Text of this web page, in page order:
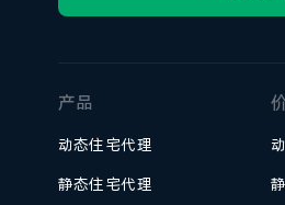
产品
动态住宅代理
静态住宅代理